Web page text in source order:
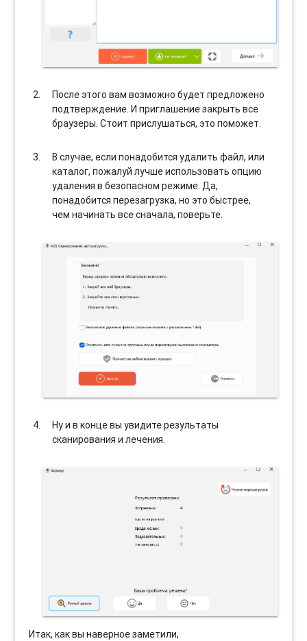
После этого вам возможно будет предложено
подтверждение. И приглашение закрыть все
браузеры. Стоит прислушаться, это поможет.
В случае, если понадобится удалить файл, или
каталог, пожалуй лучше использовать опцию
удаления в безопасном режиме. Да,
понадобится перезагрузка, но это быстрее,
чем начинать все сначала, поверьте.
Ну и в конце вы увидите результаты
сканирования и лечения.
Итак, как вы наверное заметили,